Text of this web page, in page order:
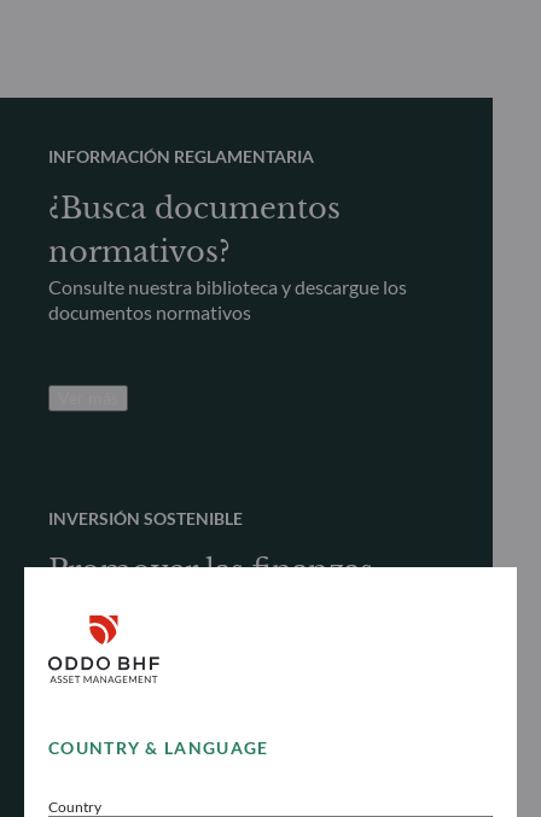
COUNTRY & LANGUAGE
Country
INFORMACIÓN REGLAMENTARIA
¿Busca documentos
normativos?
Consulte nuestra biblioteca y descargue los
documentos normativos
INVERSIÓN SOSTENIBLE
Promover las finanzas
sostenibles
Descubra cómo promovemos de forma
proactiva y responsable las finanzas sostenibles
Ver más